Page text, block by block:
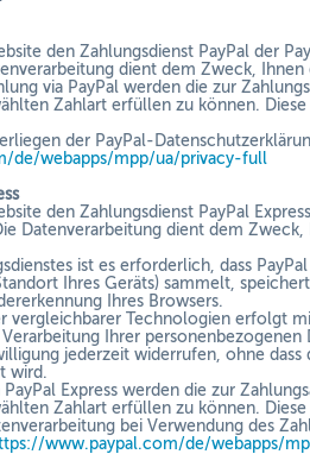
den Zahlungsdienst PayPal der
dient dem Zweck,
via PayPal werden die zur
Zahlart erfüllen zu können.
der PayPal-
de/webapps/mpp/ua/privacy-full
den Zahlungsdienst PayPal
Datenverarbeitung dient dem
ist es erforderlich, dass
Ihres Geräts) sammelt,
Ihres Browsers.
vergleichbarer Technologien erfolgt
Ihrer
jederzeit widerrufen, ohne
wird.
Express werden die zur
Zahlart erfüllen zu können.
bei Verwendung des
www.paypal.com/de/webapps/